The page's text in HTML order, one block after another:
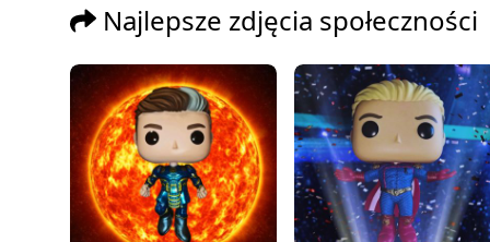
Najlepsze zdjęcia społeczności